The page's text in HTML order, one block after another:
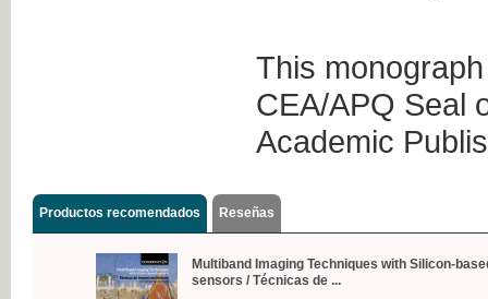
This
CEA/APQ Seal
Academic
Productos recomendados Reseñas
Multiband Imaging Techniques with Silicon-
sensors / Técnicas de ...